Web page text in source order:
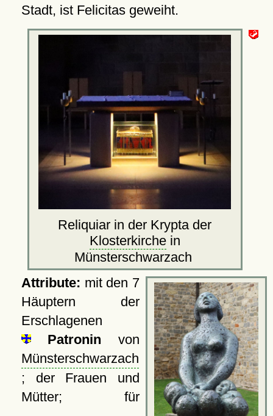
Stadt, ist Felicitas geweiht.
Reliquiar in der Krypta der
Klosterkirchein
Münsterschwarzach
Attribute: mit den 7
Häuptern der
Erschlagenen
Patronin von
Münsterschwarzach
; der Frauen und
Mütter; für